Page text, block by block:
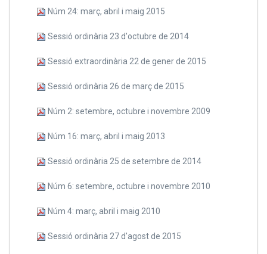
Núm 24: març, abril i maig 2015
Sessió ordinària 23 d'octubre de 2014
Sessió extraordinària 22 de gener de 2015
Sessió ordinària 26 de març de 2015
Núm 2: setembre, octubre i novembre 2009
Núm 16: març, abril i maig 2013
Sessió ordinària 25 de setembre de 2014
Núm 6: setembre, octubre i novembre 2010
Núm 4: març, abril i maig 2010
Sessió ordinària 27 d'agost de 2015